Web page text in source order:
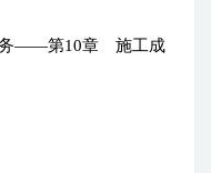
务——第10章 施工成